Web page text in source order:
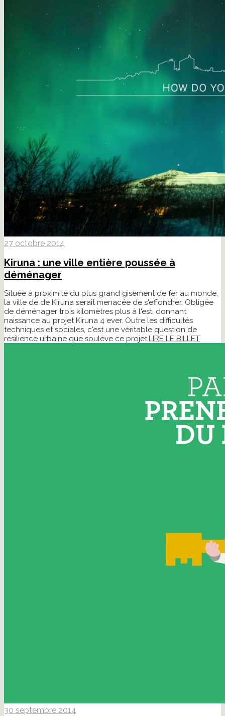
27 octobre 2014
Kiruna : une ville entière poussée à
déménager
Située à proximité du plus grand gisement de fer au monde,
la ville de de Kiruna serait menacée de s'effondrer. Obligée
de déménager trois kilomètres plus à l'est, donnant
naissance au projet Kiruna 4 ever. Outre les difficultés
techniques et sociales, c'est une véritable question de
résilience urbaine que soulève ce projet.LIRE LE BILLET
30 septembre 2014